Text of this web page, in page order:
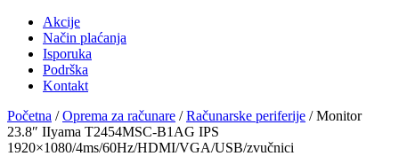
Akcije
Način plaćanja
Isporuka
Podrška
Kontakt
Početna /Oprema za računare /Računarske periferije / Monitor
23.8″ IIyama T2454MSC-B1AG IPS
1920×1080/4ms/60Hz/HDMI/VGA/USB/zvučnici